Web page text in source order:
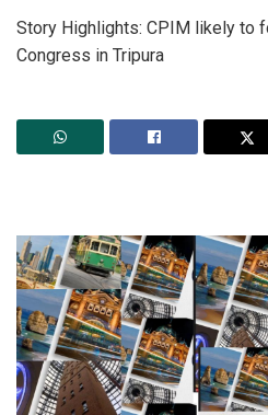
Story Highlights: CPIM likely to
Congress in Tripura